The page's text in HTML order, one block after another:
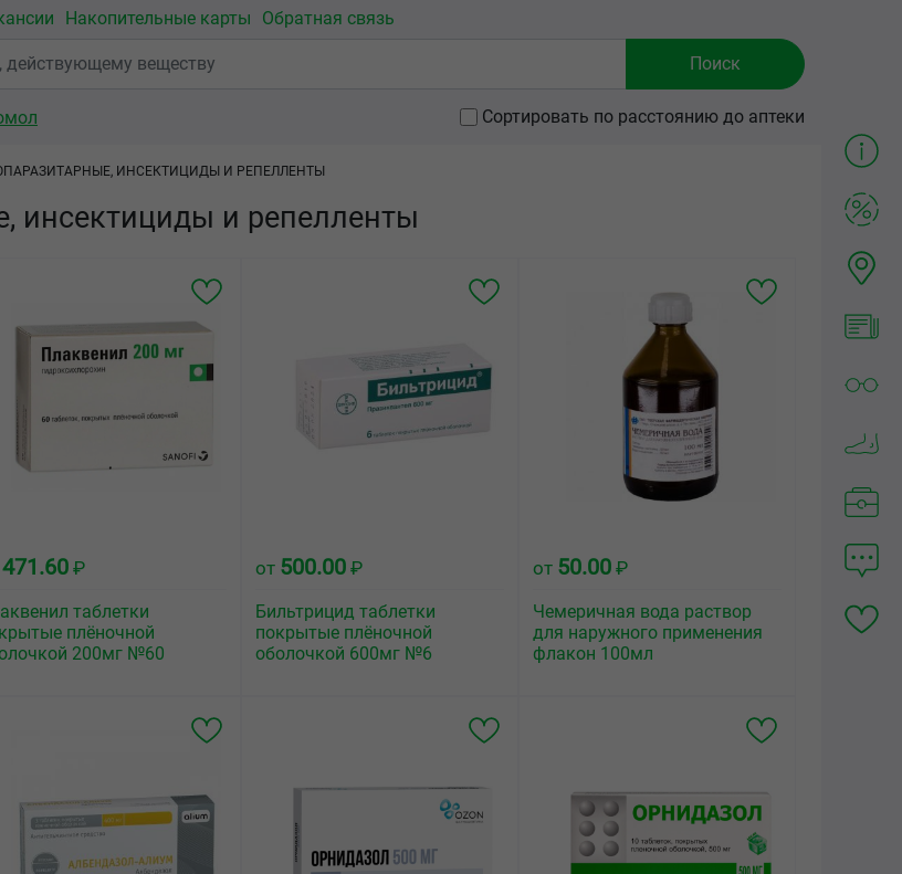
Накопительные карты Обратная связь
Сортировать по расстоянию до аптеки
ИНСЕКТИЦИДЫ И РЕПЕЛЛЕНТЫ
инсектициды и репелленты
471.60 ₽
таблетки
плёночной
200мг №60
от 500.00 ₽
Бильтрицид таблетки
покрытые плёночной
оболочкой 600мг №6
от 50.00 ₽
Чемеричная вода раствор
для наружного применения
флакон 100мл